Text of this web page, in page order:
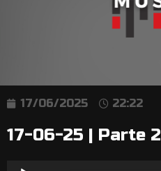
17/06/2025 22:22
17-06-25 | Parte 2